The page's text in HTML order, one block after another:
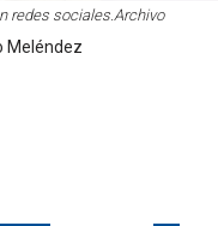
redes sociales.Archivo
Meléndez